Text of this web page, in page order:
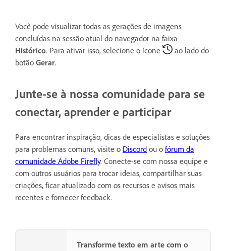
Você pode visualizar todas as gerações de imagens
concluídas na sessão atual do navegador na faixa
Histórico. Para ativar isso, selecione o ícone
ao lado do
botão Gerar.
Junte-se à nossa comunidade para se
conectar, aprender e participar
Para encontrar inspiração, dicas de especialistas e soluções
para problemas comuns, visite o Discord ou o fórum da
comunidade Adobe Firefly. Conecte-se com nossa equipe e
com outros usuários para trocar ideias, compartilhar suas
criações, ficar atualizado com os recursos e avisos mais
recentes e fornecer feedback.
Transforme texto em arte com o